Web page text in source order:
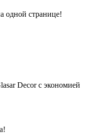
одной странице!
Decor с экономией